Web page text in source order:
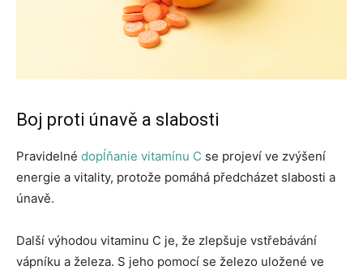
Boj proti únavě a slabosti
Pravidelné dopĺňanie vitamínu C se projeví ve zvýšení
energie a vitality, protože pomáhá předcházet slabosti a
únavě.
Další výhodou vitaminu C je, že zlepšuje vstřebávání
vápníku a železa. S jeho pomocí se železo uložené ve